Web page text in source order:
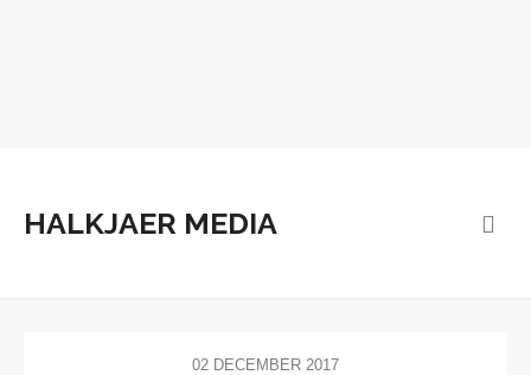
HALKJAER MEDIA
02 DECEMBER 2017